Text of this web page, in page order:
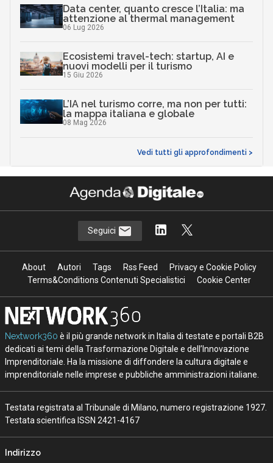
Data center, quanto cresce l’Italia: ma
attenzione al thermal management
06 Lug 2026
Ecosistemi travel-tech: startup, AI e
nuovi modelli per il turismo
15 Giu 2026
L’IA nel turismo corre, ma non per tutti:
la mappa italiana e globale
08 Mag 2026
Vedi tutti gli approfondimenti >
Seguici
About Autori Tags Rss Feed
Privacy e Cookie Policy
Terms&Conditions Contenuti Specialistici
Cookie Center
Nextwork360 è il più grande network in Italia di testate e portali B2B
dedicati ai temi della Trasformazione Digitale e dell’Innovazione
Imprenditoriale. Ha la missione di diffondere la cultura digitale e
imprenditoriale nelle imprese e pubbliche amministrazioni italiane.
Testata registrata al Tribunale di Milano, numero registrazione 1927.
Testata scientifica ISSN 2421-4167
Indirizzo